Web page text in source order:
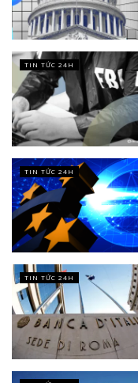
TIN TỨC 24H
TIN TỨC 24H
TIN TỨC 24H